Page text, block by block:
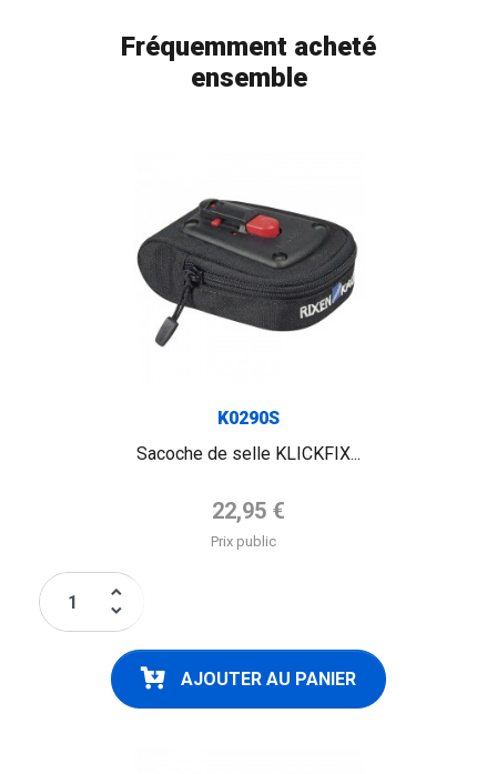
Fréquemment acheté
ensemble
K0290S
Sacoche de selle KLICKFIX...
Prix de base
22,95 €
Prix public
keyboard_arrow_up
keyboard_arrow_down
AJOUTER AU PANIER